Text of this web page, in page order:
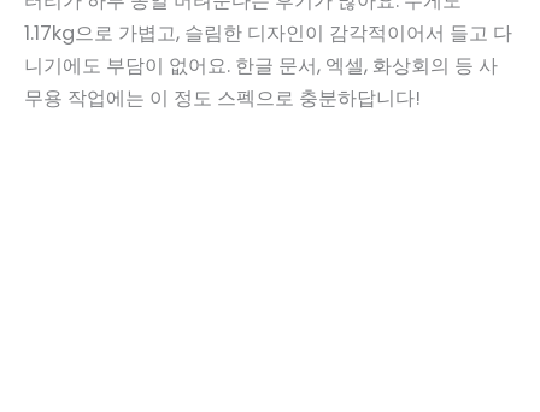
1.17kg으로 가볍고, 슬림한 디자인이 감각적이어서 들고 다
니기에도 부담이 없어요. 한글 문서, 엑셀, 화상회의 등 사
무용 작업에는 이 정도 스펙으로 충분하답니다!